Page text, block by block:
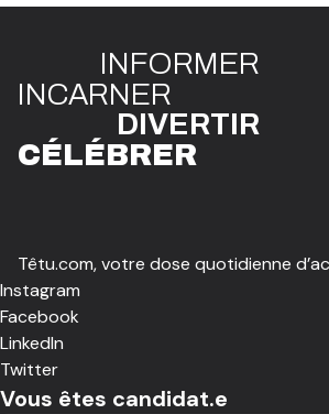
INFORMER
INCARNER
DIVERTIR
CÉLÉBRER
Têtu.com, votre dose quotidienne
Instagram
Facebook
LinkedIn
Twitter
Vous êtes candidat.e